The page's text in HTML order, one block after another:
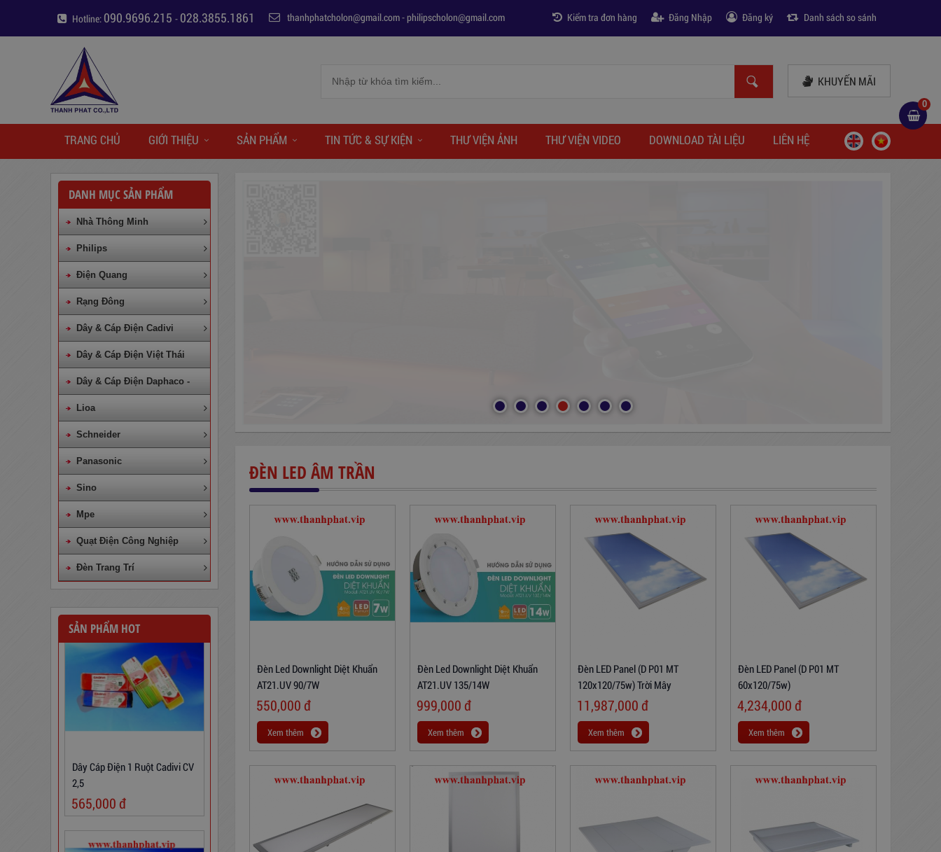
Hotline: 090.9696.215 - 028.3855.1861 thanhphatcholon@gmail.com-philipscholon@gmail.com Danh sách so sánh
Đăng ký
Đăng Nhập
Kiểm tra đơn hàng
KHUYẾN MÃI
0
TRANG CHỦ GIỚI THIỆU SẢN PHẨM TIN TỨC & SỰ KIỆN THƯ VIỆN ẢNH THƯ VIỆN VIDEO DOWNLOAD TÀI LIỆU LIÊN HỆ
ĐÈN LED ÂM TRẦN
Đèn Led Downlight Diệt Khuẩn
AT21.UV 90/7W
550,000 đ
Xem thêm
Đèn Led Downlight Diệt Khuẩn
AT21.UV 135/14W
999,000 đ
Xem thêm
Đèn LED Panel (D P01 MT
120x120/75w) Trời Mây
11,987,000 đ
Xem thêm
Đèn LED Panel (D P01 MT
60x120/75w)
4,234,000 đ
Xem thêm
DANH MỤC SẢN PHẨM
Nhà Thông Minh
Philips
Điện Quang
Rạng Đông
Dây & Cáp Điện Cadivi
Dây & Cáp Điện Việt Thái
Dây & Cáp Điện Daphaco -
Lion
Lioa
Schneider
Panasonic
Sino
Mpe
Quạt Điện Công Nghiệp
Đèn Trang Trí
SẢN PHẨM HOT
Dây Cáp Điện 1 Ruột Cadivi CV
4,0
860,000đ
Dây Cáp Điện 1 Ruột Cadivi CV
565,000đ